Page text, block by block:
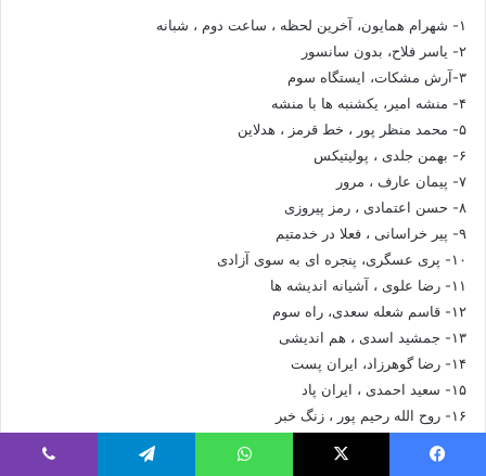
۱- شهرام همایون، آخرین لحظه ، ساعت دوم ، شبانه
۲- یاسر فلاح، بدون سانسور
۳-آرش مشکات، ایستگاه سوم
۴- منشه امیر، یکشنبه ها با منشه
۵- محمد منظر پور ، خط قرمز ، هدلاین
۶- بهمن جلدی ، پولیتیکس
۷- پیمان عارف ، مرور
۸- حسن اعتمادی ، رمز پیروزی
۹- پیر خراسانی ، فعلا در خدمتیم
۱۰- پری عسگری، پنجره ای به سوی آزادی
۱۱- رضا علوی ، آشیانه اندیشه ها
۱۲- قاسم شعله سعدی، راه سوم
۱۳- جمشید اسدی ، هم اندیشی
۱۴- رضا گوهرزاد، ایران پست
۱۵- سعید احمدی ، ایران پاد
۱۶- روح الله رحیم پور ، زنگ خبر